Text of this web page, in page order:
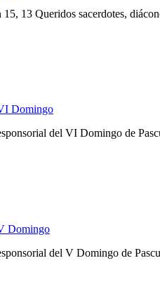
13 Queridos sacerdotes,
Domingo
del VI Domingo de
Domingo
del V Domingo de